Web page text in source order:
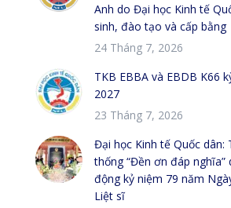
Anh do Đại học Kinh tế
sinh, đào tạo và cấp bằng
24 Tháng 7, 2026
TKB EBBA và EBDB K66
2027
23 Tháng 7, 2026
Đại học Kinh tế Quốc dân:
thống “Đền ơn đáp nghĩa”
động kỷ niệm 79 năm
Liệt sĩ